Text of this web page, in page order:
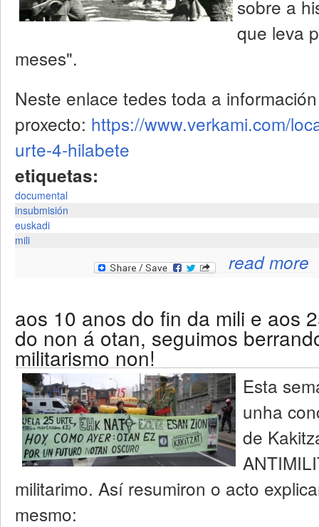
sobre a
que leva
meses".
Neste enlace tedes toda a
proxecto: https://www.verkami.com/
urte-4-hilabete
etiquetas:
documental
insubmisión
euskadi
mili
read more
aos 10 anos do fin da mili e aos
do non á otan, seguimos
militarismo non!
Esta
unha
de
militarimo. Así resumiron o acto
mesmo: